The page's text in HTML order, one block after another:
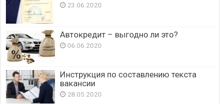
23.06.2020
Автокредит – выгодно ли это?
06.06.2020
Инструкция по составлению текста
вакансии
28.05.2020